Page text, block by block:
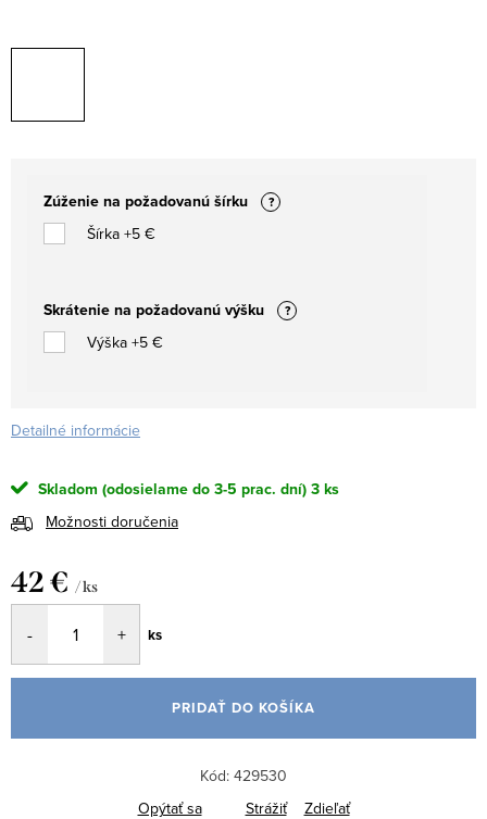
Zúženie na požadovanú šírku ?
Šírka +5 €
Skrátenie na požadovanú výšku ?
Výška +5 €
Detailné informácie
Skladom (odosielame do 3-5 prac. dní) 3 ks
Možnosti doručenia
42 € / ks
cena:
ks
PRIDAŤ DO KOŠÍKA
Kód: 429530
Opýtať sa
Strážiť Zdieľať